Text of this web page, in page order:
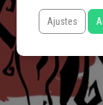
Ajustes